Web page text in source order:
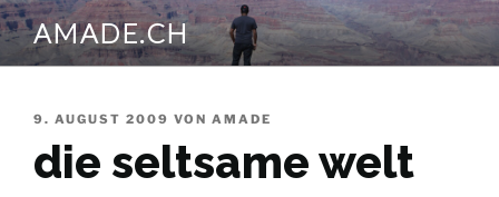
Zum
Inhalt
springen
AMADE.CH
VERÖFFENTLICHT
9. AUGUST 2009 VON AMADE
die seltsame welt